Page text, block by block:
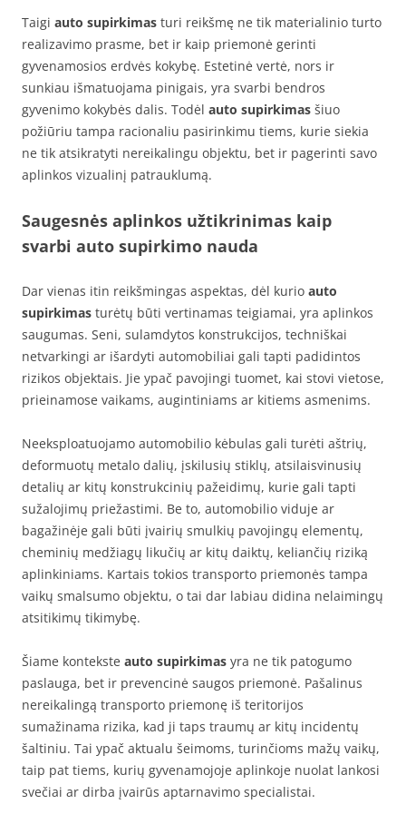
Taigi auto supirkimas turi reikšmę ne tik materialinio turto
realizavimo prasme, bet ir kaip priemonė gerinti
gyvenamosios erdvės kokybę. Estetinė vertė, nors ir
sunkiau išmatuojama pinigais, yra svarbi bendros
gyvenimo kokybės dalis. Todėl auto supirkimas šiuo
požiūriu tampa racionaliu pasirinkimu tiems, kurie siekia
ne tik atsikratyti nereikalingu objektu, bet ir pagerinti savo
aplinkos vizualinį patrauklumą.
Saugesnės aplinkos užtikrinimas kaip
svarbi auto supirkimo nauda
Dar vienas itin reikšmingas aspektas, dėl kurio auto
supirkimas turėtų būti vertinamas teigiamai, yra aplinkos
saugumas. Seni, sulamdytos konstrukcijos, techniškai
netvarkingi ar išardyti automobiliai gali tapti padidintos
rizikos objektais. Jie ypač pavojingi tuomet, kai stovi vietose,
prieinamose vaikams, augintiniams ar kitiems asmenims.
Neeksploatuojamo automobilio kėbulas gali turėti aštrių,
deformuotų metalo dalių, įskilusių stiklų, atsilaisvinusių
detalių ar kitų konstrukcinių pažeidimų, kurie gali tapti
sužalojimų priežastimi. Be to, automobilio viduje ar
bagažinėje gali būti įvairių smulkių pavojingų elementų,
cheminių medžiagų likučių ar kitų daiktų, keliančių riziką
aplinkiniams. Kartais tokios transporto priemonės tampa
vaikų smalsumo objektu, o tai dar labiau didina nelaimingų
atsitikimų tikimybę.
Šiame kontekste auto supirkimas yra ne tik patogumo
paslauga, bet ir prevencinė saugos priemonė. Pašalinus
nereikalingą transporto priemonę iš teritorijos
sumažinama rizika, kad ji taps traumų ar kitų incidentų
šaltiniu. Tai ypač aktualu šeimoms, turinčioms mažų vaikų,
taip pat tiems, kurių gyvenamojoje aplinkoje nuolat lankosi
svečiai ar dirba įvairūs aptarnavimo specialistai.